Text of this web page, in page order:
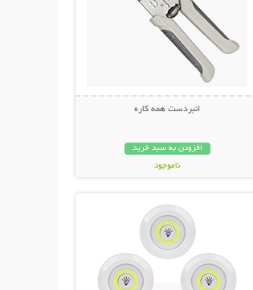
انبردست همه کاره
افزودن به سبد خرید
ناموجود